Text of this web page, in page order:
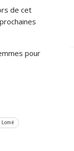
de cet
pour
Lomé